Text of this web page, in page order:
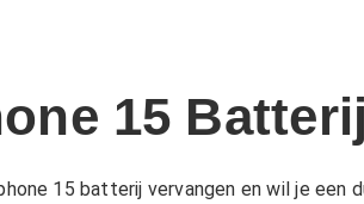
15
15 batterij vervangen en wil je een